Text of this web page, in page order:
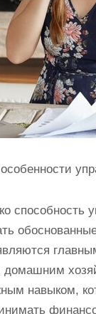
навыком,